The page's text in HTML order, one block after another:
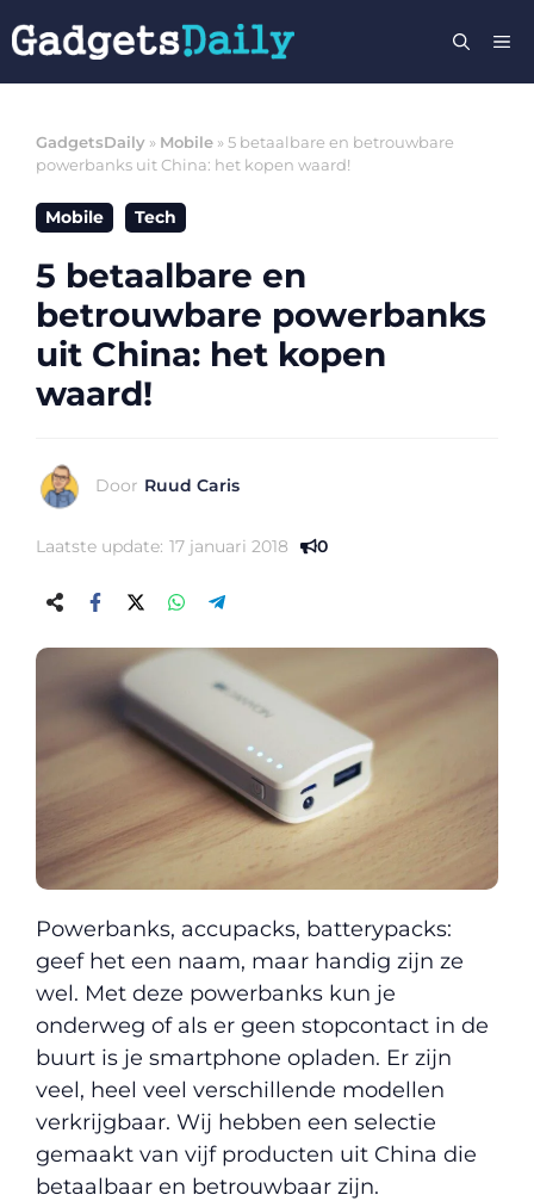
naar
de
GadgetsDaily » Mobile »5 betaalbare en betrouwbare
powerbanks uit China: het kopen waard!
Mobile Tech
5 betaalbare en
betrouwbare powerbanks
uit China: het kopen
waard!
Door Ruud Caris
Laatste update: 17 januari 2018 0
Powerbanks, accupacks, batterypacks:
geef het een naam, maar handig zijn ze
wel. Met deze powerbanks kun je
onderweg of als er geen stopcontact in de
buurt is je smartphone opladen. Er zijn
veel, heel veel verschillende modellen
verkrijgbaar. Wij hebben een selectie
gemaakt van vijf producten uit China die
betaalbaar en betrouwbaar zijn.